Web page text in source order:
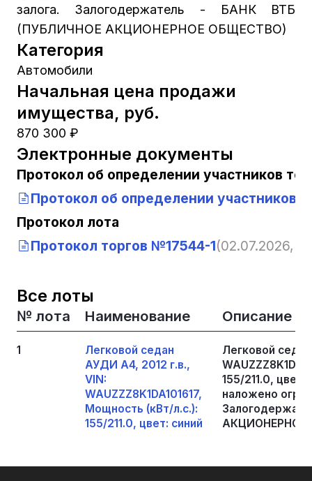
залога. Залогодержатель - БАНК ВТБ
(ПУБЛИЧНОЕ АКЦИОНЕРНОЕ ОБЩЕСТВО)
Категория
Автомобили
Начальная цена продажи
имущества, руб.
870 300 ₽
Электронные документы
Протокол об определении участников
Протокол об определении участников
Протокол лота
Протокол торгов №17544-1(02.07.2026,
Все лоты
№ лота Наименование Описание
1
Легковой седан
АУДИ А4, 2012 г.в.,
VIN:
WAUZZZ8K1DA101617,
Мощность (кВт/л.с.):
155/211.0, цвет: синий
Легковой
155/211.0,
наложено
АКЦИОНЕРНОЕ